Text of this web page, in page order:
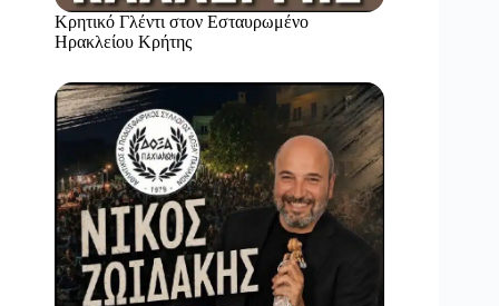
Κρητικό Γλέντι στον Εσταυρωμένο
Ηρακλείου Κρήτης